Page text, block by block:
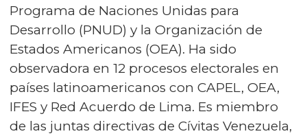
Programa de Naciones Unidas para
Desarrollo (PNUD) y la Organización de
Estados Americanos (OEA). Ha sido
observadora en 12 procesos electorales en
países latinoamericanos con CAPEL, OEA,
IFES y Red Acuerdo de Lima. Es miembro
de las juntas directivas de Cívitas Venezuela,